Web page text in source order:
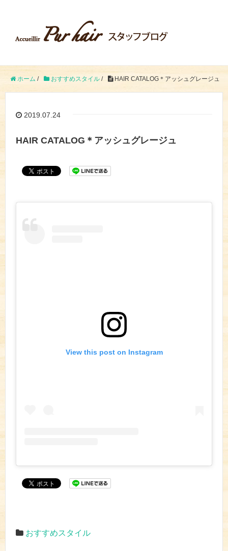
ホーム / おすすめスタイル / HAIR CATALOG＊アッシュグレージュ
2019.07.24
HAIR CATALOG＊アッシュグレージュ
View this post on Instagram
おすすめスタイル